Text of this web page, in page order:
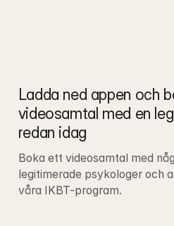
Ladda ned appen och
videosamtal med en
redan idag
Boka ett videosamtal med
legitimerade psykologer och
våra IKBT-program.